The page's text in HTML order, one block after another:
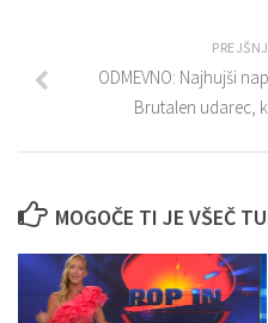
ODMEVNO: Najhujši
Brutalen udarec,
MOGOČE TI JE VŠEČ